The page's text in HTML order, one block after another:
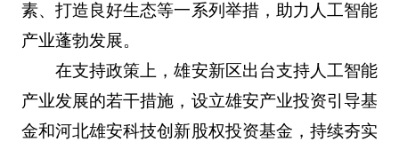
素、打造良好生态等一系列举措，助力人工智能
产业蓬勃发展。
在支持政策上，雄安新区出台支持人工智能
产业发展的若干措施，设立雄安产业投资引导基
金和河北雄安科技创新股权投资基金，持续夯实